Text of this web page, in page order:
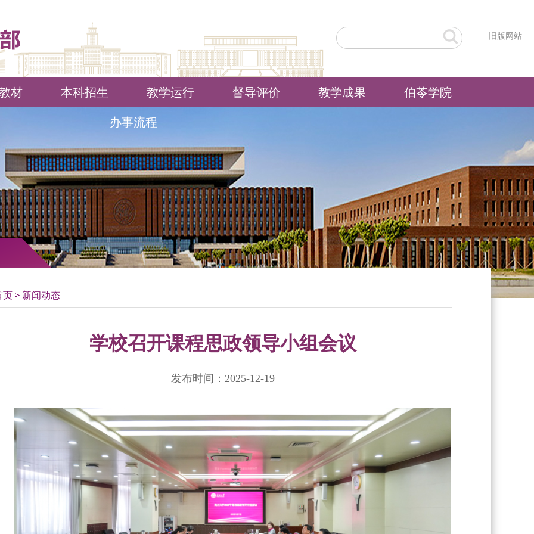
旧版网站
材 本科招生 教学运行 督导评价 教学成果 伯苓学院
办事流程
页 新闻动态
学校召开课程思政领导小组会议
发布时间：2025-12-19